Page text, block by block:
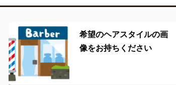
希望のヘアスタイルの画
像をお持ちください